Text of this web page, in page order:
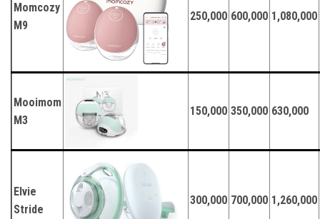
Momcozy
M9
250,000 600,000 1,080,000
Mooimom
M3
150,000 350,000 630,000
Elvie
Stride
300,000 700,000 1,260,000